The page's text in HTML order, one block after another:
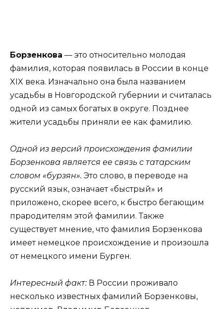
Борзенкова — это относительно молодая
фамилия, которая появилась в России в конце
XIX века. Изначально она была названием
усадьбы в Новгородской губернии и считалась
одной из самых богатых в округе. Позднее
жители усадьбы приняли ее как фамилию.
Одной из версий происхождения фамилии
Борзенкова является ее связь с татарским
словом «бурзян». Это слово, в переводе на
русский язык, означает «быстрый» и
приложено, скорее всего, к быстро бегающим
прародителям этой фамилии. Также
существует мнение, что фамилия Борзенкова
имеет немецкое происхождение и произошла
от немецкого имени Бурген.
Интересный факт:В России проживало
несколько известных фамилий Борзенковы,